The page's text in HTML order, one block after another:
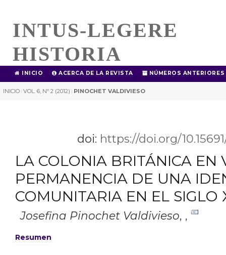
INTUS-LEGERE
HISTORIA
INICIO ACERCA DE LA REVISTA NÚMEROS ANTERIORES
INICIO | VOL. 6, Nº 2 (2012) | PINOCHET VALDIVIESO
doi: https://doi.org/
LA COLONIA BRITÁNICA EN
PERMANENCIA DE UNA
COMUNITARIA EN EL SIGLO
Josefina Pinochet Valdivieso, ,
Resumen